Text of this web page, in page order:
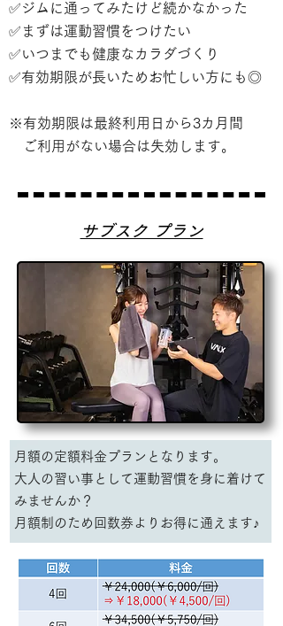
✅ジムに通ってみたけど続かなかった
✅まずは運動習慣をつけたい
✅いつまでも健康なカラダづくり
✅有効期限が長いためお忙しい方にも◎
※有効期限は最終利用日から3カ月間
ご利用がない場合は失効します。
​サブスク プラン
月額の定額料金プランとなります。
​大人の習い事として運動習慣を身に着けて
みませんか？
​月額制のため回数券よりお得に通えます♪